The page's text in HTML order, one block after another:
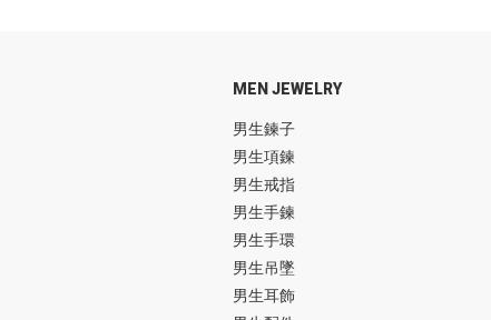
MEN JEWELRY
男生鍊子
男生項鍊
男生戒指
男生手鍊
男生手環
男生吊墜
男生耳飾